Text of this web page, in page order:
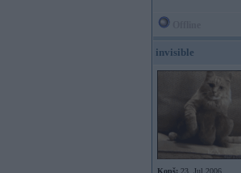
invisible
Kopš: 23. Jul 2006